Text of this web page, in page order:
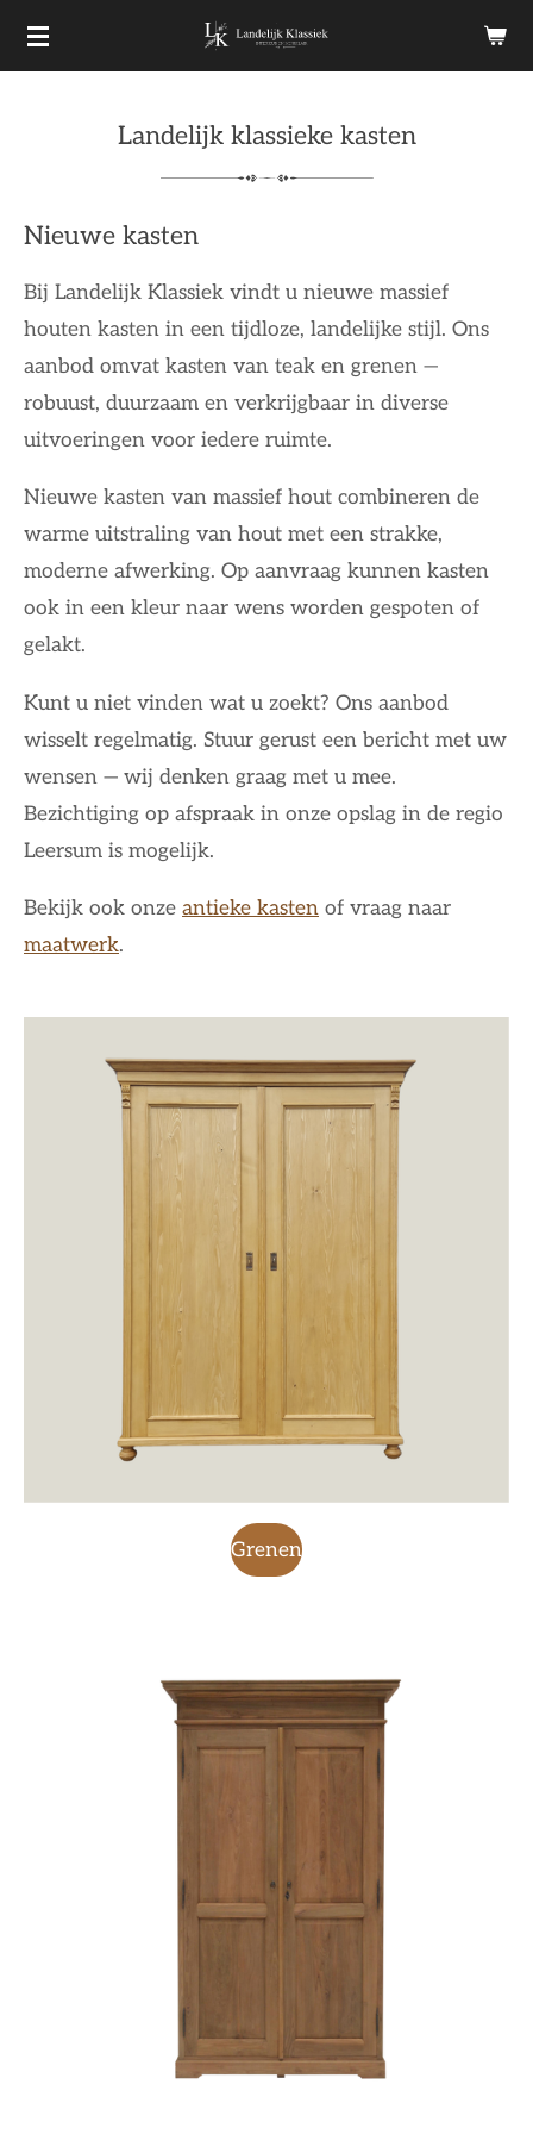
Ga
direct
Landelijk klassieke kasten
Nieuwe kasten
Bij Landelijk Klassiek vindt u nieuwe massief
houten kasten in een tijdloze, landelijke stijl. Ons
aanbod omvat kasten van teak en grenen —
robuust, duurzaam en verkrijgbaar in diverse
uitvoeringen voor iedere ruimte.
Nieuwe kasten van massief hout combineren de
warme uitstraling van hout met een strakke,
moderne afwerking. Op aanvraag kunnen kasten
ook in een kleur naar wens worden gespoten of
gelakt.
Kunt u niet vinden wat u zoekt? Ons aanbod
wisselt regelmatig. Stuur gerust een bericht met uw
wensen — wij denken graag met u mee.
Bezichtiging op afspraak in onze opslag in de regio
Leersum is mogelijk.
Bekijk ook onze antieke kasten of vraag naar
maatwerk.
Grenen